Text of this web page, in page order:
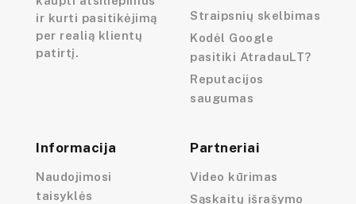
ir kurti pasitikėjimą
per realią klientų
patirtį.
Straipsnių skelbimas
Kodėl Google
pasitiki AtradauLT?
Reputacijos
saugumas
Informacija
Naudojimosi
taisyklės
Partneriai
Video kūrimas
Sąskaitų išrašymo